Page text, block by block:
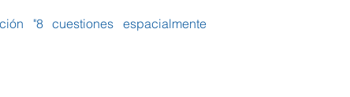
"8 cuestiones espacialmente